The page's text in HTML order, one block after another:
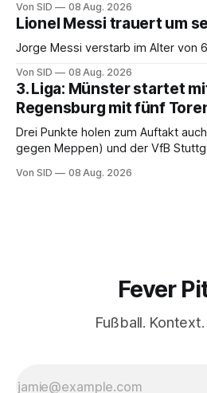
Von SID 08 Aug. 2026
Lionel Messi trauert um
Jorge Messi verstarb im Alter von
Von SID 08 Aug. 2026
3. Liga: Münster startet
Regensburg mit fünf
Drei Punkte holen zum Auftakt
gegen Meppen) und der VfB
Von SID 08 Aug. 2026
Fever
Fußball.